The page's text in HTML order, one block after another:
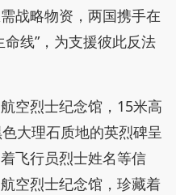
战略物资，两国携手在
线”，为支援彼此反法
烈士纪念馆，15米高
大理石质地的英烈碑呈
飞行员烈士姓名等信
空烈士纪念馆，珍藏着